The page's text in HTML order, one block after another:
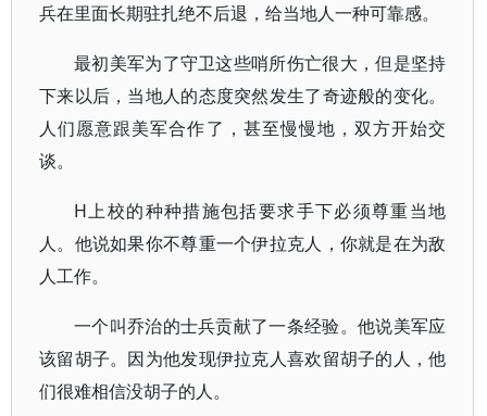
兵在里面长期驻扎绝不后退，给当地人一种可靠感。
最初美军为了守卫这些哨所伤亡很大，但是坚持
下来以后，当地人的态度突然发生了奇迹般的变化。
人们愿意跟美军合作了，甚至慢慢地，双方开始交
谈。
H上校的种种措施包括要求手下必须尊重当地
人。他说如果你不尊重一个伊拉克人，你就是在为敌
人工作。
一个叫乔治的士兵贡献了一条经验。他说美军应
该留胡子。因为他发现伊拉克人喜欢留胡子的人，他
们很难相信没胡子的人。